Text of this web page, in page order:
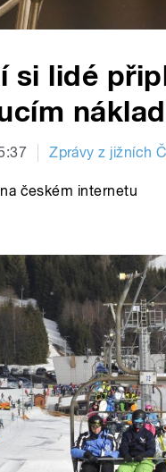
si lidé
Zprávy z jižních
českém internetu